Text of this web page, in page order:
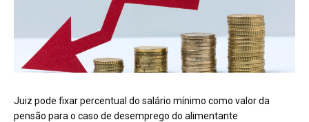
Juiz pode fixar percentual do salário mínimo como valor da
pensão para o caso de desemprego do alimentante